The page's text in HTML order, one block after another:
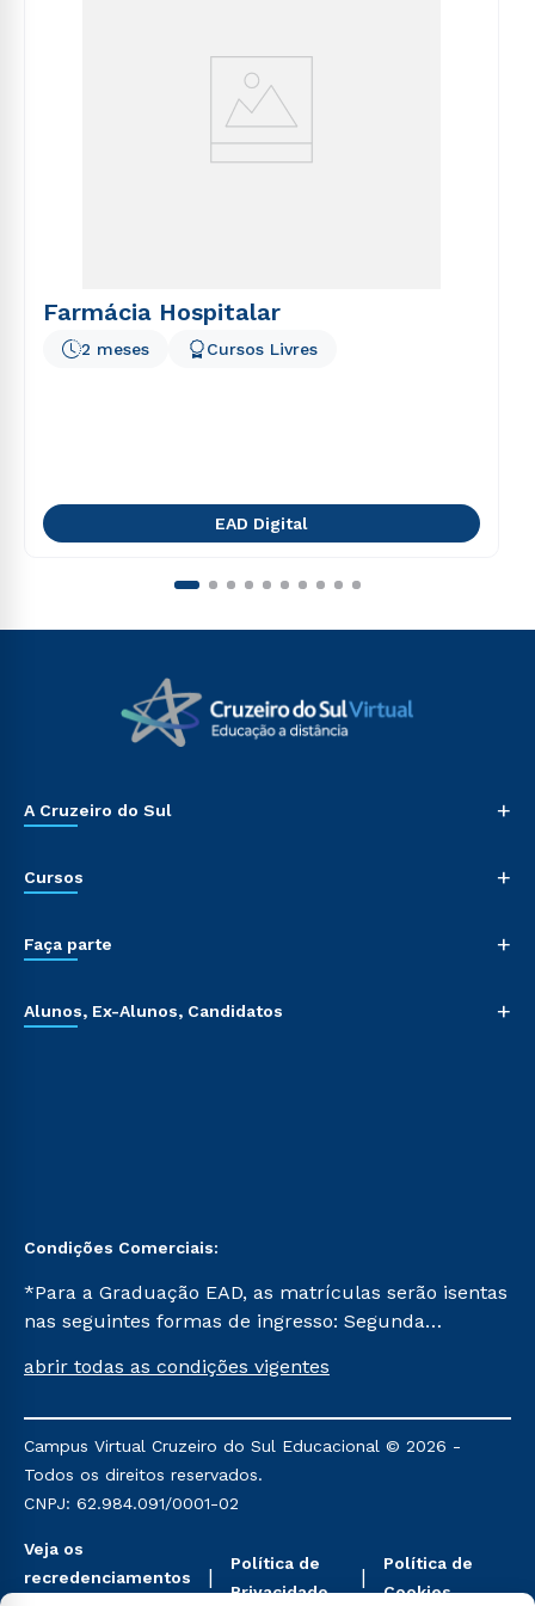
Farmácia Hospitalar
2 meses Cursos Livres
EAD Digital
A Cruzeiro do Sul +
Cursos +
Faça parte +
Alunos, Ex-Alunos, Candidatos +
Condições Comerciais:
*Para a Graduação EAD, as matrículas serão isentas
nas seguintes formas de ingresso: Segunda
Já para as demais, a taxa de matrícula será de R$
mencionadas são referentes aos cursos: Ensino
Religioso, Geografia para a Docência e Metodologia
do Ensino de História: Questões Atuais.
abrir todas as condições vigentes
Campus Virtual Cruzeiro do Sul Educacional © 2026 -
Todos os direitos reservados.
CNPJ: 62.984.091/0001-02
Veja os
recredenciamentos
Política de
Privacidade
Política de
Cookies